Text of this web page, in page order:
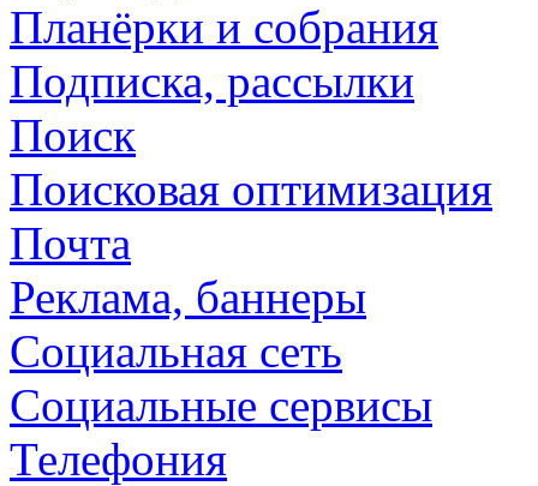
Планёрки и собрания
Подписка, рассылки
Поиск
Поисковая оптимизация
Почта
Реклама, баннеры
Социальная сеть
Социальные сервисы
Телефония